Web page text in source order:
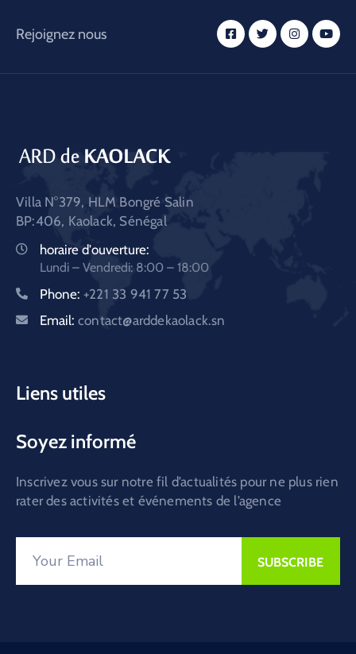
Rejoignez nous
Villa N°379, HLM Bongré Salin
BP:406, Kaolack, Sénégal
horaire d'ouverture:
Lundi – Vendredi: 8:00 – 18:00
Phone: +221 33 941 77 53
Email: contact@arddekaolack.sn
Liens utiles
Soyez informé
Inscrivez vous sur notre fil d’actualités pour ne plus rien
rater des activités et événements de l’agence